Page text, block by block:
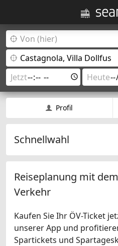
Profil
Schnellwahl
Reiseplanung mit
Verkehr
Kaufen Sie Ihr ÖV-Ticket
unserer App und
Spartickets und